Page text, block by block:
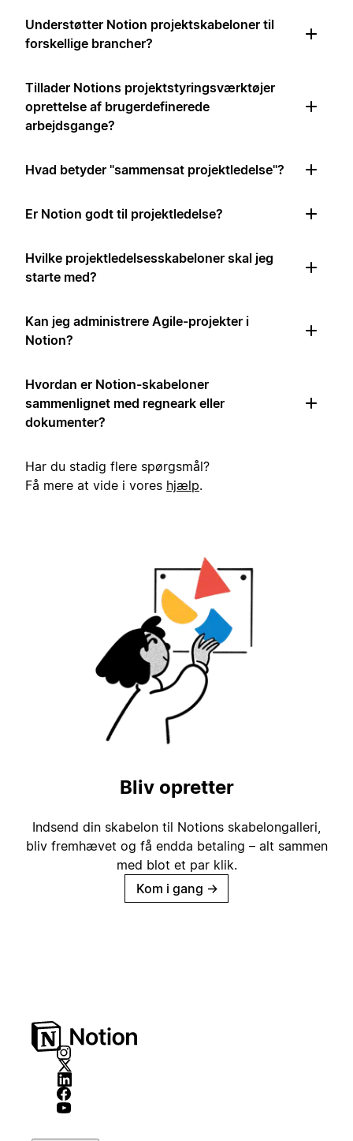
Understøtter Notion projektskabeloner til
forskellige brancher?
Tillader Notions projektstyringsværktøjer
oprettelse af brugerdefinerede
arbejdsgange?
Hvad betyder "sammensat projektledelse"?
Er Notion godt til projektledelse?
Hvilke projektledelsesskabeloner skal jeg
starte med?
Kan jeg administrere Agile-projekter i
Notion?
Hvordan er Notion-skabeloner
sammenlignet med regneark eller
dokumenter?
Har du stadig flere spørgsmål?
Få mere at vide i vores hjælp.
Bliv opretter
Indsend din skabelon til Notions skabelongalleri,
bliv fremhævet og få endda betaling – alt sammen
med blot et par klik.
Kom i gang →